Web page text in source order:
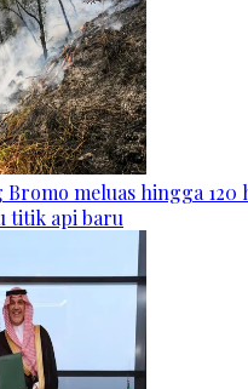
Bromo meluas hingga 120
titik api baru